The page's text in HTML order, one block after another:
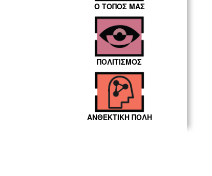
Ο ΤΟΠΟΣ ΜΑΣ
ΠΟΛΙΤΙΣΜΟΣ
ΑΝΘΕΚΤΙΚΗ ΠΟΛΗ